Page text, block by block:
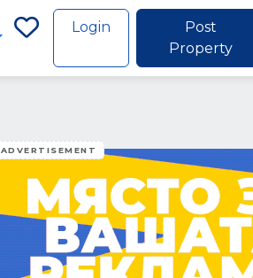
Login
Post
Property
ADVERTISEMENT